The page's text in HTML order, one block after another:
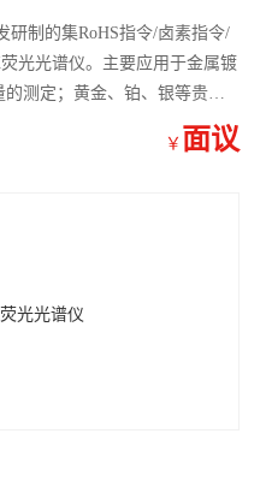
研制的集RoHS指令/卤素指令/
光光谱仪。主要应用于金属镀
测定；黄金、铂、银等贵金
￥ 面议